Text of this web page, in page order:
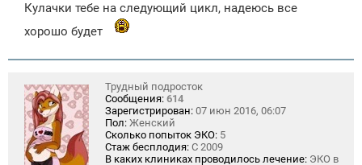
Кулачки тебе на следующий цикл, надеюсь все
хорошо будет
Трудный подросток
Сообщения: 614
Зарегистрирован: 07 июн 2016, 06:07
Пол: Женский
Сколько попыток ЭКО: 5
Стаж бесплодия: С 2009
В каких клиниках проводилось лечение: ЭКО в